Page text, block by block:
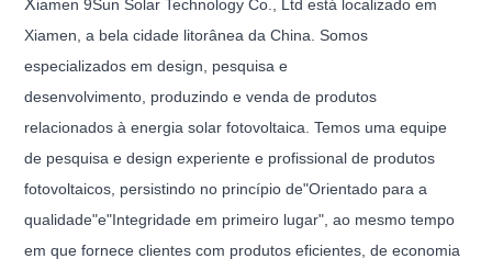
iamen 9Sun Solar Technology Co., Ltd está localizado em
Xiamen, a bela cidade litorânea da China. Somos
especializados em design, pesquisa e
desenvolvimento, produzindo e venda de produtos
relacionados à energia solar fotovoltaica. Temos uma equipe
de pesquisa e design experiente e profissional de produtos
fotovoltaicos, persistindo no princípio de"Orientado para a
qualidade"e"Integridade em primeiro lugar", ao mesmo tempo
em que fornececlientes com produtos eficientes, de economia